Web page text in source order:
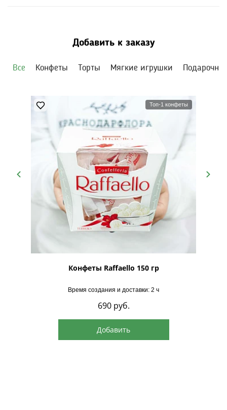
Добавить к заказу
Все Конфеты Торты Мягкие игрушки
Топ-1 конфеты
Конфеты Raffaello 150 гр
Время создания и доставки: 2 ч
690 руб.
Добавить